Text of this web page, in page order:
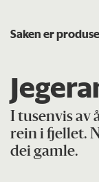
Saken er
I tusenvis av
rein i fjellet.
dei gamle.